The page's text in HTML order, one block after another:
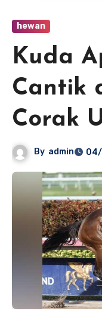
hewan
Kuda
Cantik
Corak
By admin